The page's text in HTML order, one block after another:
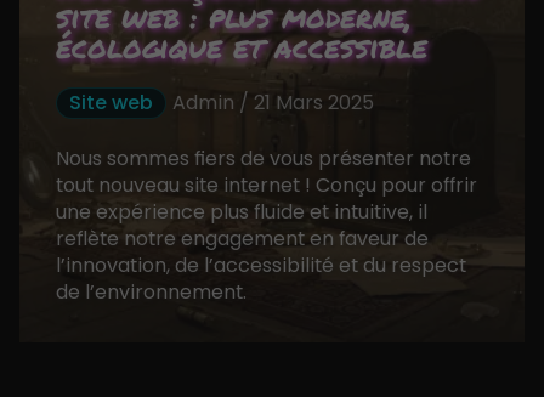
site web : plus moderne,
écologique et accessible
Site web
Admin / 21 Mars 2025
Nous sommes fiers de vous présenter notre
tout nouveau site internet ! Conçu pour offrir
une expérience plus fluide et intuitive, il
reflète notre engagement en faveur de
l’innovation, de l’accessibilité et du respect
de l’environnement.